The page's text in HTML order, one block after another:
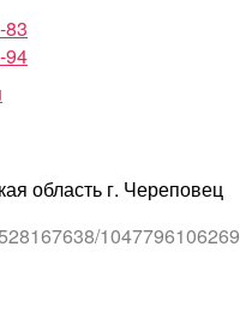
83
94
область г. Череповец
1047796106269